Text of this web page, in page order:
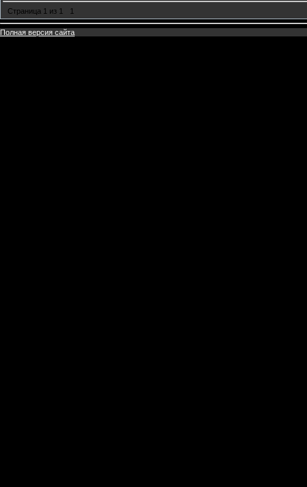
Страница 1 из 1 1
Полная версия сайта